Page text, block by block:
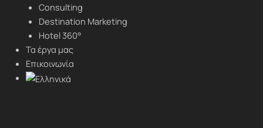
Consulting
Destination Marketing
Hotel 360°
Τα έργα μας
Επικοινωνία